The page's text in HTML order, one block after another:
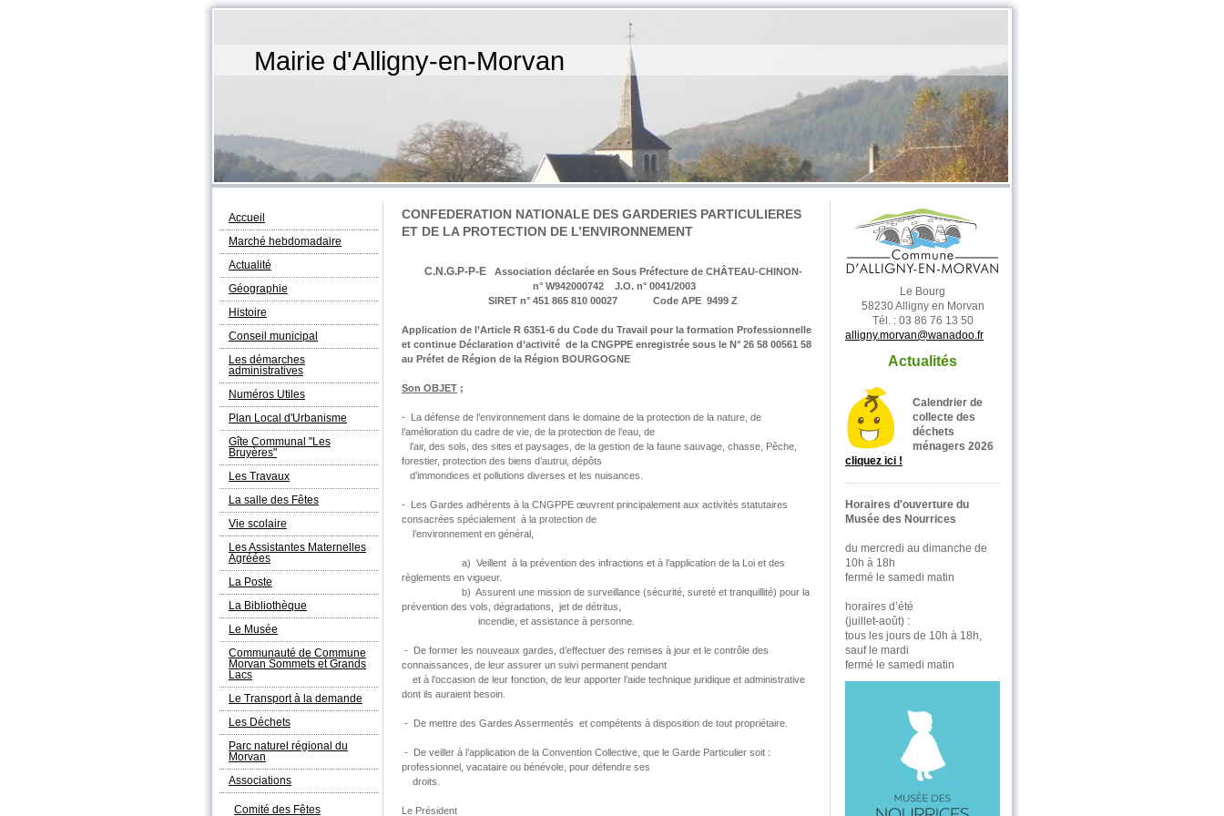
Mairie d'Alligny-en-Morvan
Accueil
Marché hebdomadaire
Actualité
Géographie
Histoire
Conseil municipal
Les démarches
administratives
Numéros Utiles
Plan Local d'Urbanisme
Gîte Communal "Les
Bruyères"
Les Travaux
La salle des Fêtes
Vie scolaire
Les Assistantes Maternelles
Agréées
La Poste
La Bibliothèque
Le Musée
Communauté de Commune
Morvan Sommets et Grands
Lacs
Le Transport à la demande
Les Déchets
Parc naturel régional du
Morvan
Associations
Comité des Fêtes
CONFEDERATION NATIONALE DES GARDERIES PARTICULIERES
ET DE LA PROTECTION DE L’ENVIRONNEMENT
C.N.G.P-P-E
Association déclarée en Sous Préfecture de CHÂTEAU-CHINON-
n° W942000742 J.O. n° 0041/2003
SIRET n° 451 865 810 00027 Code APE 9499 Z
Application de l’Article R 6351-6 du Code du Travail pour la formation Professionnelle
et continue Déclaration d’activité de la CNGPPE enregistrée sous le N° 26 58 00561 58
au Préfet de Région de la Région BOURGOGNE
Son OBJET ;
- La défense de l’environnement dans le domaine de la protection de la nature, de
l’amélioration du cadre de vie, de la protection de l’eau, de
l’air, des sols, des sites et paysages, de la gestion de la faune sauvage, chasse, Pêche,
forestier, protection des biens d’autrui, dépôts
d’immondices et pollutions diverses et les nuisances.
- Les Gardes adhérents à la CNGPPE œuvrent principalement aux activités statutaires
consacrées spécialement à la protection de
l’environnement en général,
a) Veillent à la prévention des infractions et à l’application de la Loi et des
règlements en vigueur.
b) Assurent une mission de surveillance (sécurité, sureté et tranquillité) pour la
prévention des vols, dégradations, jet de détritus,
incendie, et assistance à personne.
- De former les nouveaux gardes, d’effectuer des remises à jour et le contrôle des
connaissances, de leur assurer un suivi permanent pendant
et à l’occasion de leur fonction, de leur apporter l’aide technique juridique et administrative
dont ils auraient besoin.
- De mettre des Gardes Assermentés et compétents à disposition de tout propriétaire.
- De veiller à l’application de la Convention Collective, que le Garde Particulier soit :
professionnel, vacataire ou bénévole, pour défendre ses
droits.
Le Président
Le Bourg
58230 Alligny en Morvan
Tél. : 03 86 76 13 50
alligny.morvan@wanadoo.fr
Actualités
Calendrier de
collecte des
déchets
ménagers 2026
cliquez ici !
Horaires d'ouverture du
Musée des Nourrices
du mercredi au dimanche de
10h à 18h
fermé le samedi matin
horaires d’été
(juillet-août) :
tous les jours de 10h à 18h,
sauf le mardi
fermé le samedi matin